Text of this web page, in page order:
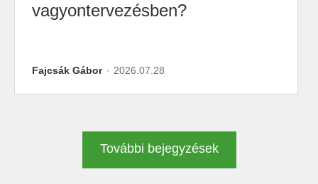
vagyontervezésben?
Fajcsák Gábor 2026.07.28
További bejegyzések